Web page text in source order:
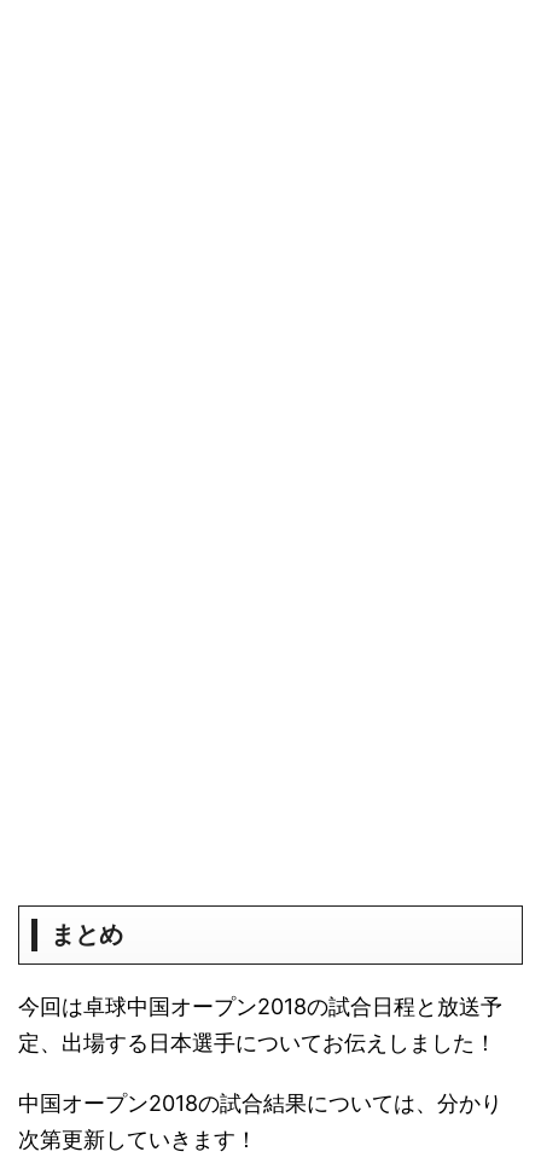
まとめ
今回は卓球中国オープン2018の試合日程と放送予
定、出場する日本選手についてお伝えしました！
中国オープン2018の試合結果については、分かり
次第更新していきます！